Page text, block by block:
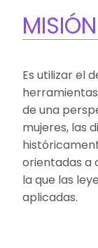
MISIÓN
Es utilizar el
de una
mujeres, las
orientadas a
la que las
aplicadas.